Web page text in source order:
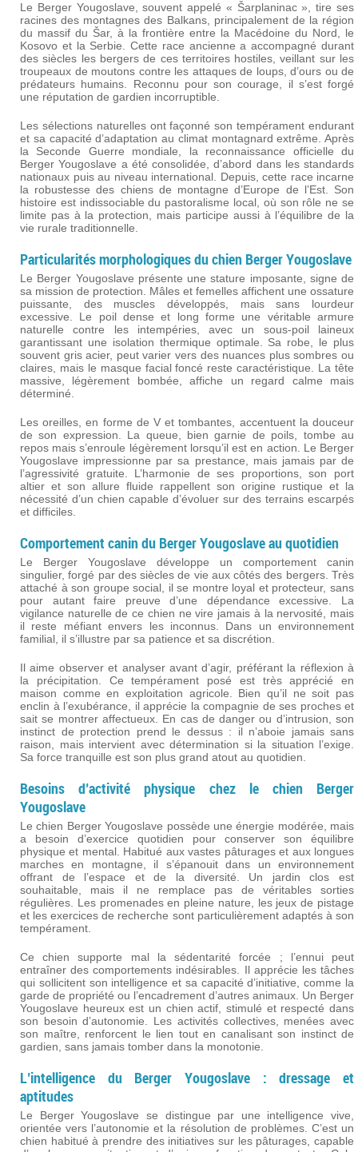
Le Berger Yougoslave, souvent appelé « Šarplaninac », tire ses
racines des montagnes des Balkans, principalement de la région
du massif du Šar, à la frontière entre la Macédoine du Nord, le
Kosovo et la Serbie. Cette race ancienne a accompagné durant
des siècles les bergers de ces territoires hostiles, veillant sur les
troupeaux de moutons contre les attaques de loups, d’ours ou de
prédateurs humains. Reconnu pour son courage, il s’est forgé
une réputation de gardien incorruptible.
Les sélections naturelles ont façonné son tempérament endurant
et sa capacité d’adaptation au climat montagnard extrême. Après
la Seconde Guerre mondiale, la reconnaissance officielle du
Berger Yougoslave a été consolidée, d’abord dans les standards
nationaux puis au niveau international. Depuis, cette race incarne
la robustesse des chiens de montagne d’Europe de l’Est. Son
histoire est indissociable du pastoralisme local, où son rôle ne se
limite pas à la protection, mais participe aussi à l’équilibre de la
vie rurale traditionnelle.
Particularités morphologiques du chien Berger Yougoslave
Le Berger Yougoslave présente une stature imposante, signe de
sa mission de protection. Mâles et femelles affichent une ossature
puissante, des muscles développés, mais sans lourdeur
excessive. Le poil dense et long forme une véritable armure
naturelle contre les intempéries, avec un sous-poil laineux
garantissant une isolation thermique optimale. Sa robe, le plus
souvent gris acier, peut varier vers des nuances plus sombres ou
claires, mais le masque facial foncé reste caractéristique. La tête
massive, légèrement bombée, affiche un regard calme mais
déterminé.
Les oreilles, en forme de V et tombantes, accentuent la douceur
de son expression. La queue, bien garnie de poils, tombe au
repos mais s’enroule légèrement lorsqu’il est en action. Le Berger
Yougoslave impressionne par sa prestance, mais jamais par de
l’agressivité gratuite. L’harmonie de ses proportions, son port
altier et son allure fluide rappellent son origine rustique et la
nécessité d’un chien capable d’évoluer sur des terrains escarpés
et difficiles.
Comportement canin du Berger Yougoslave au quotidien
Le Berger Yougoslave développe un comportement canin
singulier, forgé par des siècles de vie aux côtés des bergers. Très
attaché à son groupe social, il se montre loyal et protecteur, sans
pour autant faire preuve d’une dépendance excessive. La
vigilance naturelle de ce chien ne vire jamais à la nervosité, mais
il reste méfiant envers les inconnus. Dans un environnement
familial, il s’illustre par sa patience et sa discrétion.
Il aime observer et analyser avant d’agir, préférant la réflexion à
la précipitation. Ce tempérament posé est très apprécié en
maison comme en exploitation agricole. Bien qu’il ne soit pas
enclin à l’exubérance, il apprécie la compagnie de ses proches et
sait se montrer affectueux. En cas de danger ou d’intrusion, son
instinct de protection prend le dessus : il n’aboie jamais sans
raison, mais intervient avec détermination si la situation l’exige.
Sa force tranquille est son plus grand atout au quotidien.
Besoins d’activité physique chez le chien Berger
Yougoslave
Le chien Berger Yougoslave possède une énergie modérée, mais
a besoin d’exercice quotidien pour conserver son équilibre
physique et mental. Habitué aux vastes pâturages et aux longues
marches en montagne, il s’épanouit dans un environnement
offrant de l’espace et de la diversité. Un jardin clos est
souhaitable, mais il ne remplace pas de véritables sorties
régulières. Les promenades en pleine nature, les jeux de pistage
et les exercices de recherche sont particulièrement adaptés à son
tempérament.
Ce chien supporte mal la sédentarité forcée ; l’ennui peut
entraîner des comportements indésirables. Il apprécie les tâches
qui sollicitent son intelligence et sa capacité d’initiative, comme la
garde de propriété ou l’encadrement d’autres animaux. Un Berger
Yougoslave heureux est un chien actif, stimulé et respecté dans
son besoin d’autonomie. Les activités collectives, menées avec
son maître, renforcent le lien tout en canalisant son instinct de
gardien, sans jamais tomber dans la monotonie.
L’intelligence du Berger Yougoslave : dressage et
aptitudes
Le Berger Yougoslave se distingue par une intelligence vive,
orientée vers l’autonomie et la résolution de problèmes. C’est un
chien habitué à prendre des initiatives sur les pâturages, capable